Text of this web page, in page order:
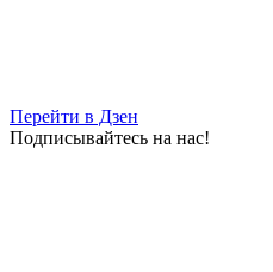
Перейти в Дзен
Подписывайтесь на нас!